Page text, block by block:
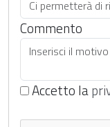
Commento
Accetto la